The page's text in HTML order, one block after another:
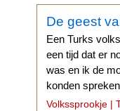
De geest
Een Turks
een tijd dat er
was en ik de
konden
waren
Volkssprookje |